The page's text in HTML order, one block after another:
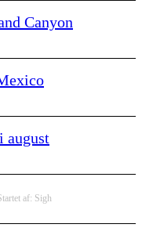
Canyon
august
af: Sigh